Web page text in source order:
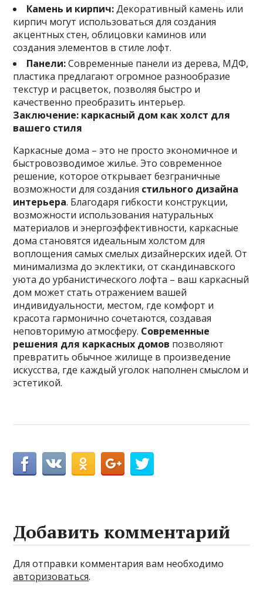
Камень и кирпич:Декоративный камень или
кирпич могут использоваться для создания
акцентных стен, облицовки каминов или
создания элементов в стиле лофт.
Панели:Современные панели из дерева, МДФ,
пластика предлагают огромное разнообразие
текстур и расцветок, позволяя быстро и
качественно преобразить интерьер.
Заключение: каркасный дом как холст для
вашего стиля
Каркасные дома – это не просто экономичное и
быстровозводимое жилье. Это современное
решение, которое открывает безграничные
возможности для создания стильного дизайна
интерьера. Благодаря гибкости конструкции,
возможности использования натуральных
материалов и энергоэффективности, каркасные
дома становятся идеальным холстом для
воплощения самых смелых дизайнерских идей. От
минимализма до эклектики, от скандинавского
уюта до урбанистического лофта – ваш каркасный
дом может стать отражением вашей
индивидуальности, местом, где комфорт и
красота гармонично сочетаются, создавая
неповторимую атмосферу. Современные
решения для каркасных домов позволяют
превратить обычное жилище в произведение
искусства, где каждый уголок наполнен смыслом и
эстетикой.
Добавить комментарий
Для отправки комментария вам необходимо
авторизоваться.